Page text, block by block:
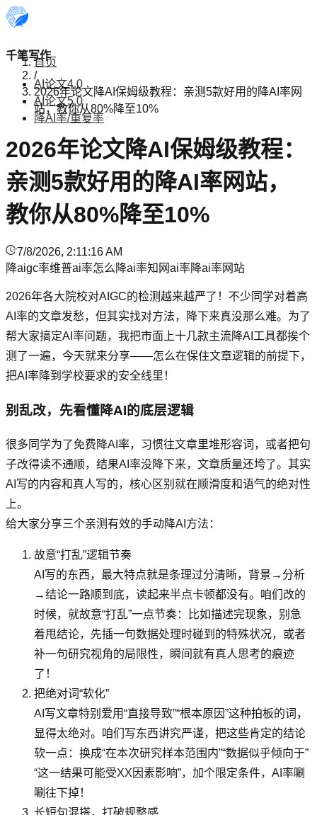
千笔写作
AI论文4.0
AI论文5.0
降AI率/重复率
首页
/
2026年论文降AI保姆级教程：亲测5款好用的降AI率网
站，教你从80%降至10%
2026年论文降AI保姆级教程：
亲测5款好用的降AI率网站，
教你从80%降至10%
7/8/2026, 2:11:16 AM
降aigc率维普ai率怎么降ai率知网ai率降ai率网站
2026年各大院校对AIGC的检测越来越严了！不少同学对着高
AI率的文章发愁，但其实找对方法，降下来真没那么难。为了
帮大家搞定AI率问题，我把市面上十几款主流降AI工具都挨个
测了一遍，今天就来分享——怎么在保住文章逻辑的前提下，
把AI率降到学校要求的安全线里！
别乱改，先看懂降AI的底层逻辑
很多同学为了免费降AI率，习惯往文章里堆形容词，或者把句
子改得读不通顺，结果AI率没降下来，文章质量还垮了。其实
AI写的内容和真人写的，核心区别就在顺滑度和语气的绝对性
上。
给大家分享三个亲测有效的手动降AI方法：
故意“打乱”逻辑节奏
AI写的东西，最大特点就是条理过分清晰，背景→分析
→结论一路顺到底，读起来半点卡顿都没有。咱们改的
时候，就故意“打乱”一点节奏：比如描述完现象，别急
着甩结论，先插一句数据处理时碰到的特殊状况，或者
补一句研究视角的局限性，瞬间就有真人思考的痕迹
了！
把绝对词“软化”
AI写文章特别爱用“直接导致”“根本原因”这种拍板的词，
显得太绝对。咱们写东西讲究严谨，把这些肯定的结论
软一点：换成“在本次研究样本范围内”“数据似乎倾向于”
“这一结果可能受XX因素影响”，加个限定条件，AI率唰
唰往下掉！